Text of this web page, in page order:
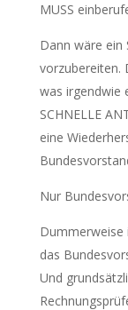
MUSS
Dann wäre ein
vorzubereiten.
was irgendwie
SCHNELLE
eine
Nur
Dummerweise
das
Und